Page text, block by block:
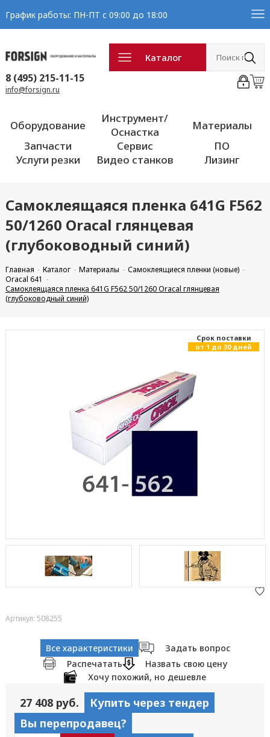
График работы: ПН-ПТ с 09:00 до 18:00
Каталог
8 (495) 215-11-15
info@forsign.ru
Оборудование
Инструмент/
Оснастка
Материалы
Запчасти
Сервис
ПО
Услуги резки
Видео станков Лизинг
Самоклеящаяся пленка 641G F562
50/1260 Oracal глянцевая
(глубоководный синий)
Главная Каталог Материалы
Самоклеящиеся пленки (новые)
Oracal 641
Самоклеящаяся пленка 641G F562 50/1260 Oracal глянцевая
(глубоководный синий)
Cрок поставки
от 1 до 30 дней
Артикул: 508255
Все характеристики
Задать вопрос
Распечатать
Назвать свою цену
Хочу похожий, но дешевле
27 408 руб.
Купить через тендер
Вы перепродавец?